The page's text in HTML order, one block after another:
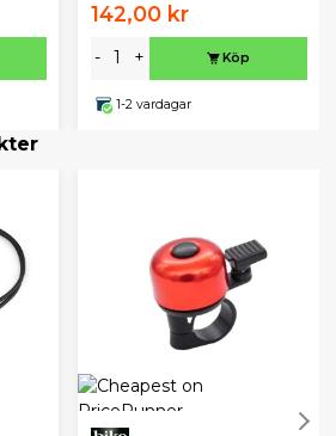
142,00 kr
- + Köp
1-2 vardagar